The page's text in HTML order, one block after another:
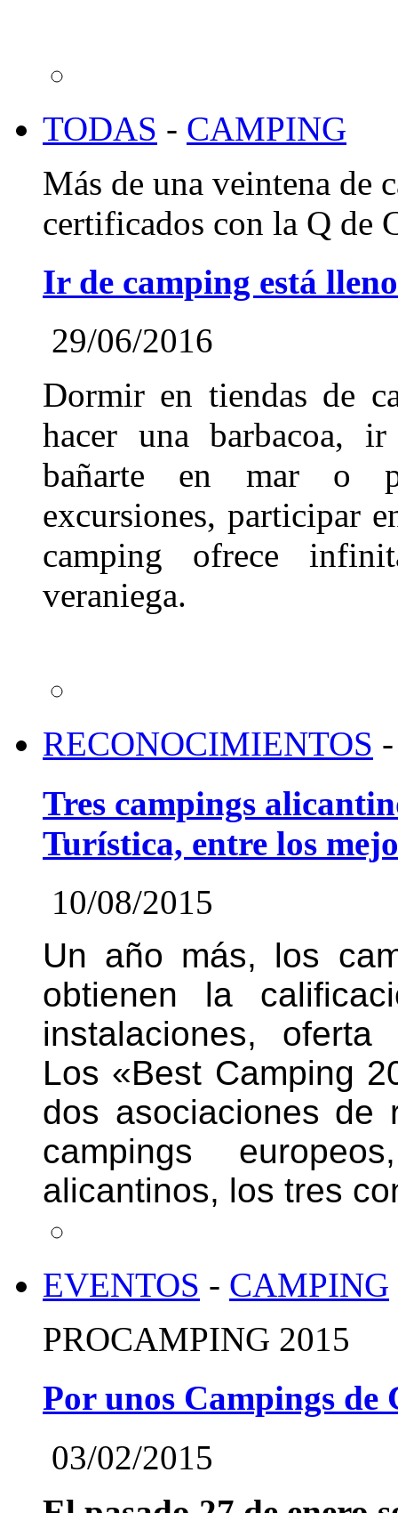
TODAS - CAMPING
Más de una veintena de
certificados con la Q de
Ir de camping está
29/06/2016
Dormir en tiendas de
hacer una barbacoa,
bañarte en mar o
excursiones, participar
camping ofrece
veraniega.
RECONOCIMIENTOS -
Tres campings
Turística, entre los
10/08/2015
Un año más, los
obtienen la
instalaciones,
Los «Best Camping
dos asociaciones de
campings
alicantinos, los tres
EVENTOS - CAMPING
PROCAMPING 2015
Por unos Campings de
03/02/2015